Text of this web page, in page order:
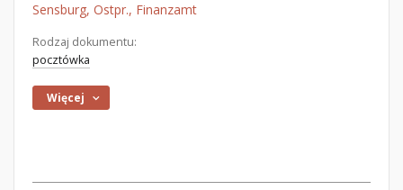
Sensburg, Ostpr., Finanzamt
Rodzaj dokumentu:
pocztówka
Więcej